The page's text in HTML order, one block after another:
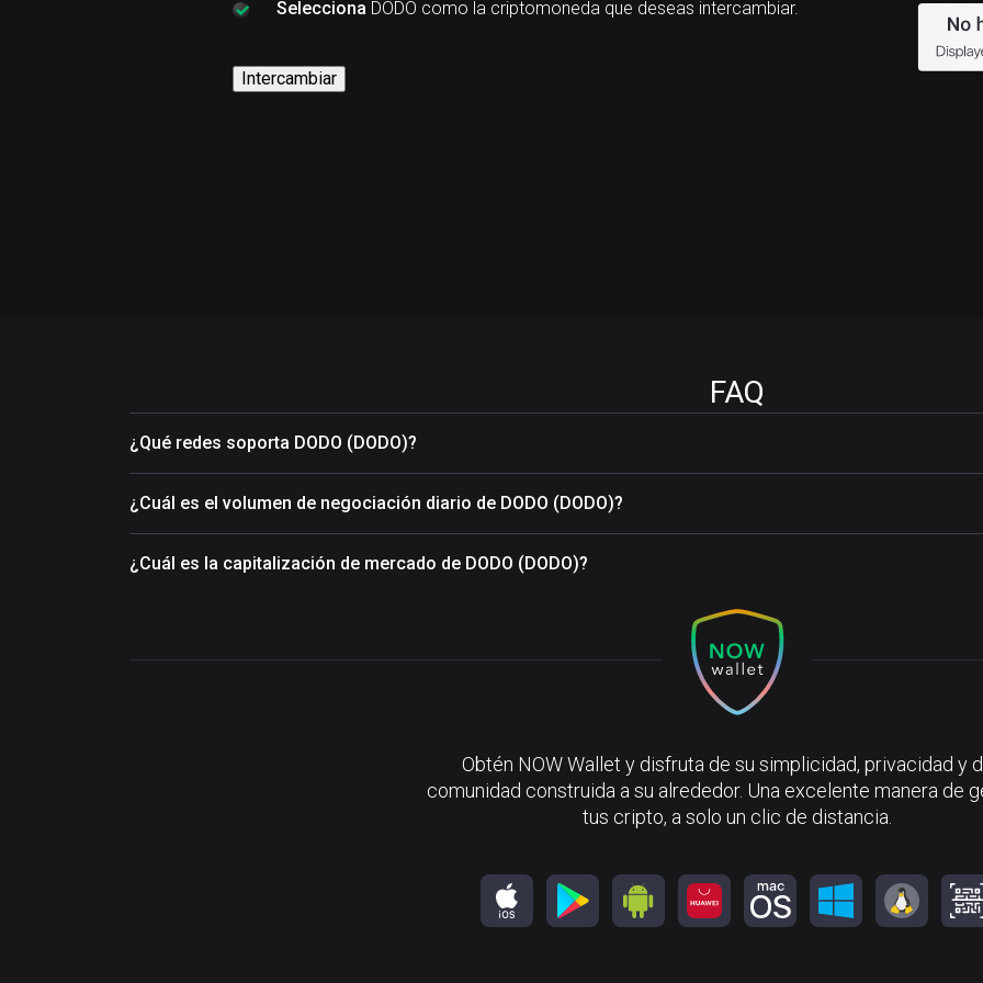
Selecciona DODO como la criptomoneda que deseas intercambiar.
Intercambiar
FAQ
¿Qué redes soporta DODO (DODO)?
¿Cuál es el volumen de negociación diario de DODO (DODO)?
¿Cuál es la capitalización de mercado de DODO (DODO)?
Obtén NOW Wallet y disfruta de su simplicidad, privacidad y
comunidad construida a su alrededor. Una excelente manera de
tus cripto, a solo un clic de distancia.